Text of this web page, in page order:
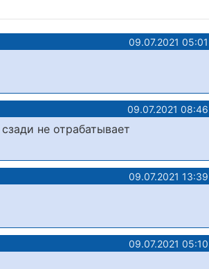
09.07.2021 05:01
09.07.2021 08:46
не отрабатывает
09.07.2021 13:39
09.07.2021 05:10